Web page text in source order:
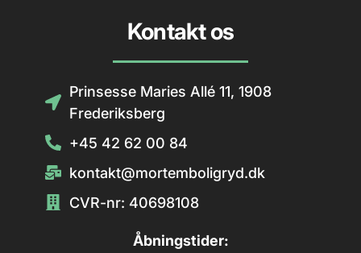
Kontakt os
Prinsesse Maries Allé 11, 1908
Frederiksberg
+45 42 62 00 84
kontakt@mortemboligryd.dk
CVR-nr: 40698108
Åbningstider: